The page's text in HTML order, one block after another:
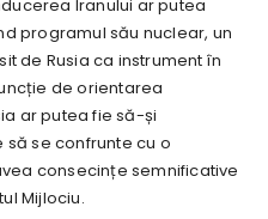
Iranului ar putea
programul său nuclear, un
de Rusia ca instrument în
de orientarea
ar putea fie să-și
se confrunte cu o
consecințe semnificative
Mijlociu.